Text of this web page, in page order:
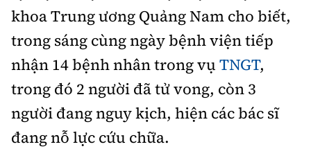
khoa Trung ương Quảng Nam cho biết,
trong sáng cùng ngày bệnh viện tiếp
nhận 14 bệnh nhân trong vụ TNGT,
trong đó 2 người đã tử vong, còn 3
người đang nguy kịch, hiện các bác sĩ
đang nỗ lực cứu chữa.